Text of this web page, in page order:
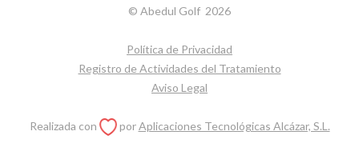
© Abedul Golf 2026
Política de Privacidad
Registro de Actividades del Tratamiento
Aviso Legal
Realizada con porAplicaciones Tecnológicas Alcázar, S.L.